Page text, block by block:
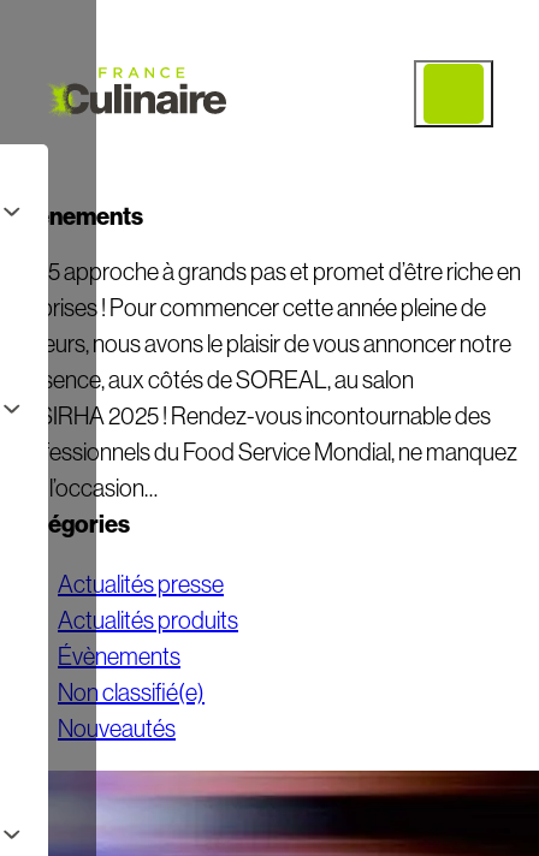
Évènements
2025 approche à grands pas et promet d’être riche en
surprises ! Pour commencer cette année pleine de
saveurs, nous avons le plaisir de vous annoncer notre
présence, aux côtés de SOREAL, au salon
du SIRHA 2025 ! Rendez-vous incontournable des
professionnels du Food Service Mondial, ne manquez
pas l’occasion…
Catégories
Actualités presse
Actualités produits
Évènements
Non classifié(e)
Nouveautés